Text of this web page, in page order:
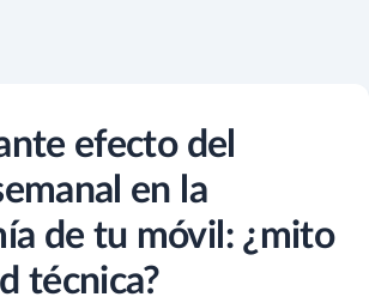
efecto del
en la
de tu móvil: ¿mito
técnica?